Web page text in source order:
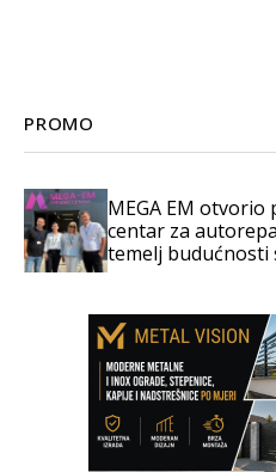
PROMO
MEGA EM
centar za
temelj budućnosti